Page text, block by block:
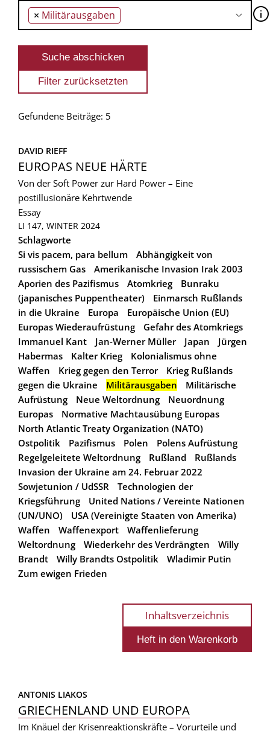
× Militärausgaben 🛈
Gefundene Beiträge: 5
DAVID RIEFF
EUROPAS NEUE HÄRTE
Von der Soft Power zur Hard Power – Eine
postillusionäre Kehrtwende
Essay
LI 147, WINTER 2024
Schlagworte
Si vis pacem, para bellum
Abhängigkeit von
russischem Gas
Amerikanische Invasion Irak 2003
Aporien des Pazifismus
Atomkrieg
Bunraku
(japanisches Puppentheater)
Einmarsch Rußlands
in die Ukraine
Europa
Europäische Union (EU)
Europas Wiederaufrüstung
Gefahr des Atomkriegs
Immanuel Kant
Jan-Werner Müller Japan
Jürgen
Habermas
Kalter Krieg
Kolonialismus ohne
Waffen
Krieg gegen den Terror
Krieg Rußlands
gegen die Ukraine
Militärausgaben
Militärische
Aufrüstung
Neue Weltordnung
Neuordnung
Europas
Normative Machtausübung Europas
North Atlantic Treaty Organization (NATO)
Ostpolitik
Pazifismus Polen
Polens Aufrüstung
Regelgeleitete Weltordnung
Rußland
Rußlands
Invasion der Ukraine am 24. Februar 2022
Sowjetunion / UdSSR
Technologien der
Kriegsführung
United Nations / Vereinte Nationen
(UN/UNO)
USA (Vereinigte Staaten von Amerika)
Waffen
Waffenexport
Waffenlieferung
Weltordnung
Wiederkehr des Verdrängten
Willy
Brandt
Willy Brandts Ostpolitik
Wladimir Putin
Zum ewigen Frieden
Inhaltsverzeichnis
ANTONIS LIAKOS
GRIECHENLAND UND EUROPA
Im Knäuel der Krisenreaktionskräfte – Vorurteile und